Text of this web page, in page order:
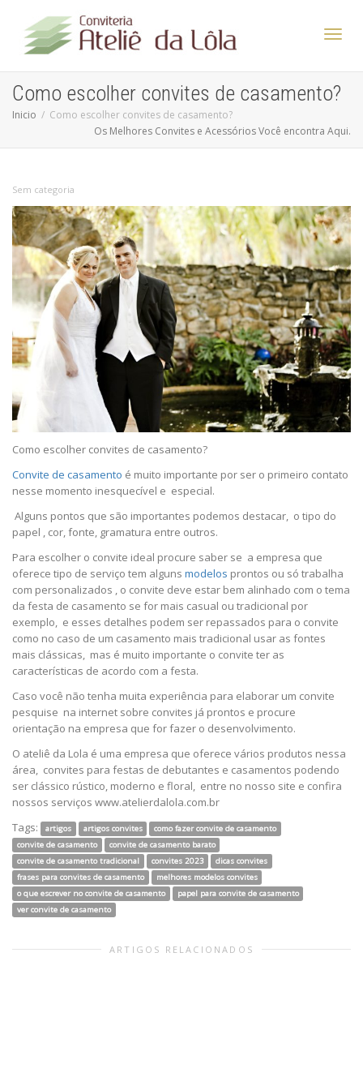
Como escolher convites de casamento?
Inicio
Como escolher convites de casamento?
Os Melhores Convites e Acessórios Você encontra Aqui.
Sem categoria
Como escolher convites de casamento?
Convite de casamento é muito importante por ser o primeiro contato
nesse momento inesquecível e especial.
Alguns pontos que são importantes podemos destacar, o tipo do
papel , cor, fonte, gramatura entre outros.
Para escolher o convite ideal procure saber se a empresa que
oferece tipo de serviço tem alguns modelos prontos ou só trabalha
com personalizados , o convite deve estar bem alinhado com o tema
da festa de casamento se for mais casual ou tradicional por
exemplo, e esses detalhes podem ser repassados para o convite
como no caso de um casamento mais tradicional usar as fontes
mais clássicas, mas é muito importante o convite ter as
características de acordo com a festa.
Caso você não tenha muita experiência para elaborar um convite
pesquise na internet sobre convites já prontos e procure
orientação na empresa que for fazer o desenvolvimento.
O ateliê da Lola é uma empresa que oferece vários produtos nessa
área, convites para festas de debutantes e casamentos podendo
ser clássico rústico, moderno e floral, entre no nosso site e confira
nossos serviços www.atelierdalola.com.br
Tags:
artigos artigos convites
como fazer convite de casamento
convite de casamento
convite de casamento barato
convite de casamento tradicional
convites 2023
dicas convites
frases para convites de casamento
melhores modelos convites
o que escrever no convite de casamento
papel para convite de casamento
ver convite de casamento
ARTIGOS RELACIONADOS